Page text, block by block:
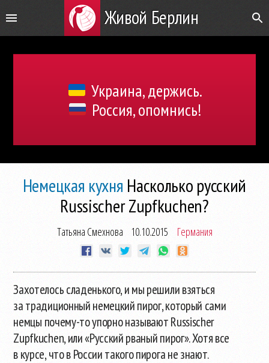
Живой Берлин
Украина, держись.
Россия, опомнись!
Немецкая кухня Насколько русский
Russischer Zupfkuchen?
Татьяна Смехнова 10.10.2015 Германия
Захотелось сладенького, и мы решили взяться
за традиционный немецкий пирог, который сами
немцы почему-тоупорно называют Russischer
Zupfkuchen, или «Русский рваный пирог». Хотя все
в курсе, что в России такого пирога не знают.